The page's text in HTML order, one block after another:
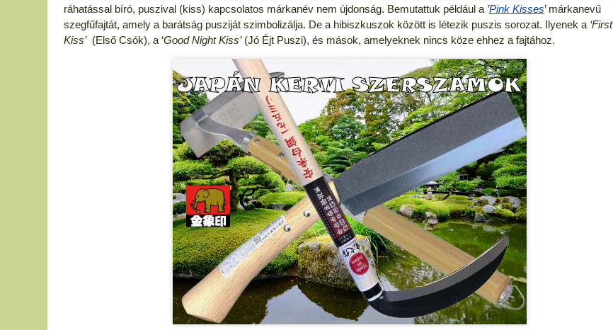
ráhatással bíró, puszival (kiss) kapcsolatos márkanév nem újdonság. Bemutattuk például a ’Pink Kisses’ márkanevű
szegfűfajtát, amely a barátság pusziját szimbolizálja. De a hibiszkuszok között is létezik puszis sorozat. Ilyenek a ‘First
Kiss’(Első Csók), a ‘Good Night Kiss’(Jó Éjt Puszi), és mások, amelyeknek nincs köze ehhez a fajtához.